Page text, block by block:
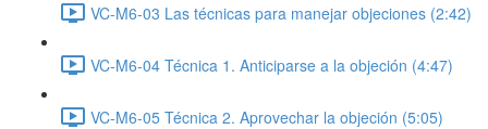
VC-M6-03 Las técnicas para manejar objeciones (2:42)
VC-M6-04 Técnica 1. Anticiparse a la objeción (4:47)
VC-M6-05 Técnica 2. Aprovechar la objeción (5:05)